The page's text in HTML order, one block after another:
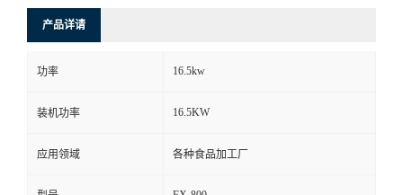
产品详请
功率 16.5kw
装机功率 16.5KW
应用领域 各种食品加工厂